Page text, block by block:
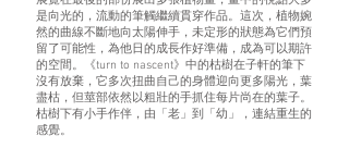
是向光的，流動的筆觸繼續貫穿作品。這次，植物婉
然的曲線不斷地向太陽伸手，未定形的狀態為它們預
留了可能性，為他日的成長作好準備，成為可以期許
的空間。《turn to nascent》中的枯樹在子軒的筆下
沒有放棄，它多次扭曲自己的身體迎向更多陽光，葉
盡枯，但莖部依然以粗壯的手抓住每片尚在的葉子。
枯樹下有小手作伴，由「老」到「幼」，連結重生的
感覺。